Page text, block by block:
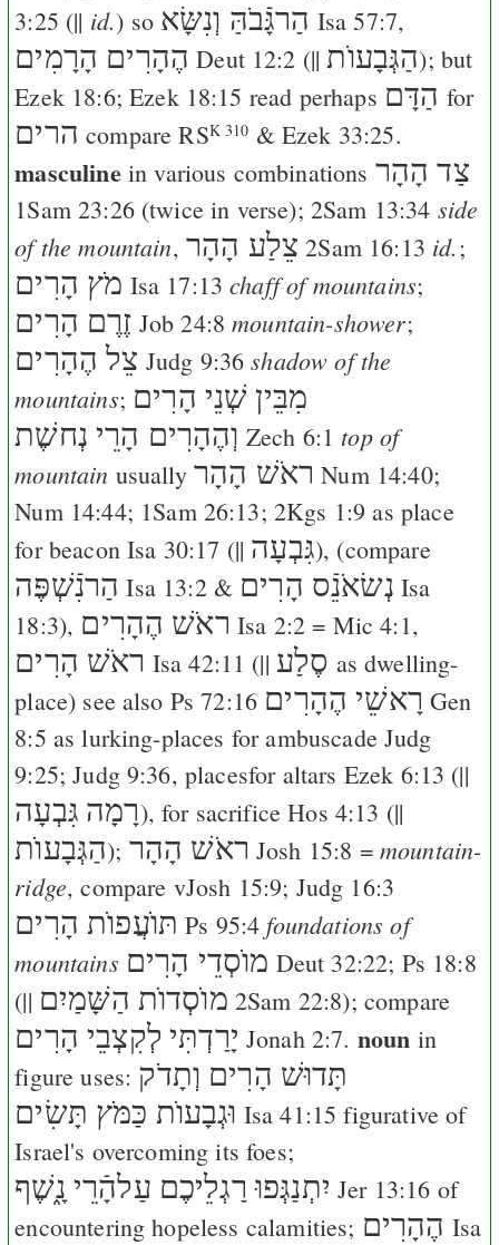
3:25 (|| id.) so הַרגָּֿבֹהַּ וְנִשָּׂא Isa 57:7,
הֶהָרִים הָרָמִים Deut 12:2 (||הַגְּבָעוֺת); but
Ezek 18:6;Ezek 18:15 read perhaps הַדָּם for
הרים compareRSK 310 & Ezek 33:25.
masculine in various combinations צַד הָהָר
1Sam 23:26(twice in verse); 2Sam 13:34 side
of the mountain, צֵלַע הָהָר 2Sam 16:13 id. ;
מֹץ הָרִים Isa 17:13 chaff of mountains;
זֶרֶם הָרִים Job 24:8 mountain-shower;
צֵל הֶהָרִים Judg 9:36 shadow of the
mountains; מִבֵּין שְׁנֵי הָרִים
וְהֶהָרִים הָרֵי נְחשֶׁת Zech 6:1 top of
mountain usually ראֹשׁ הָהָר Num 14:40;
Num 14:44; 1Sam 26:13; 2Kgs 1:9 as place
for beaconIsa 30:17 (|| גִּבְעָה), (compare
הַרנִֿשְׁפֶּה Isa 13:2& נְשׂאֹנֵֿס הָרִים Isa
18:3), ראֹשׁ הֶהָרִים Isa 2:2 = Mic 4:1,
ראֹשׁ הָרִים Isa 42:11 (|| סֶלַע as dwelling-
place) see also Ps 72:16 רָאשֵׁי הֶהָרִים Gen
8:5 as lurking-places for ambuscadeJudg
9:25;Judg 9:36, placesfor altars Ezek 6:13 (||
גִּבְעָה רָמָה), for sacrificeHos 4:13 (||
הַגְּבָעוֺת); ראֹשׁ הָהָר Josh 15:8 = mountain-
ridge, compare vJosh 15:9; Judg 16:3
תּוֺעֲפוֺת הָרִים Ps 95:4 foundations of
mountains מוֺסְדֵי הָרִים Deut 32:22; Ps 18:8
(|| מוֺסְדוֺת הַשָּׁמַיִם 2Sam 22:8); compare
לְקִצְבֵי הָרִים יָרַדְתִּי Jonah 2:7. noun in
figure uses: תָּדוּשׁ הָרִים וְתָדֹק
וּגְבָעוֺת כַּמֹּץ תָּשִׂים Isa 41:15 figurative of
Israel's overcoming its foes;
יִתְנַגְּפוּ רַגְלֵיכֶם עַלהָֿרֵי נָ֑שֶׁף Jer 13:16 of
encountering hopeless calamities; הֶהָרִים Isa